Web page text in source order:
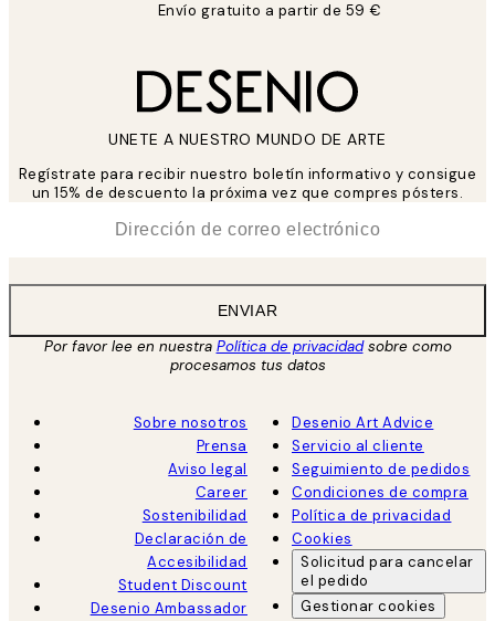
Envío gratuito a partir de 59 €
UNETE A NUESTRO MUNDO DE ARTE
Regístrate para recibir nuestro boletín informativo y consigue
un 15% de descuento la próxima vez que compres pósters.
ENVIAR
Por favor lee en nuestra Política de privacidadsobre como
procesamos tus datos
Sobre nosotros
Prensa
Aviso legal
Career
Sostenibilidad
Declaración de
Accesibilidad
Student Discount
Desenio Ambassador
Desenio Art Advice
Servicio al cliente
Seguimiento de pedidos
Condiciones de compra
Política de privacidad
Cookies
Solicitud para cancelar
el pedido
Gestionar cookies